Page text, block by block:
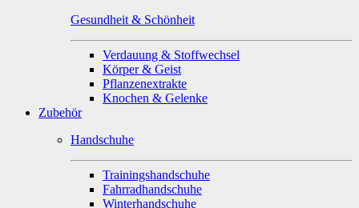
Gesundheit & Schönheit
Verdauung & Stoffwechsel
Körper & Geist
Pflanzenextrakte
Knochen & Gelenke
Zubehör
Handschuhe
Trainingshandschuhe
Fahrradhandschuhe
Winterhandschuhe